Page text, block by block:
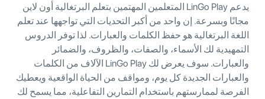
يدعم LinGo Play المتعلمين المهتمين بتعلم البرتغالية أون لاين
مجانًا وبسرعة. إن واحد من أكبر التحديات التي تواجهها عند تعلم
اللغة البرتغالية هو حفظ الكلمات والعبارات. لذا توفر الدروس
التمهيدية لك الأسماء، والصفات، والظروف، والضمائر
والعبارات. سوف يعرض لك LinGo Play الآلاف من الكلمات
والعبارات الجديدة كل يوم، ومواقف من الحياة الواقعية ويعطيك
الفرصة لممارستهم باستخدام التمارين التفاعلية، مما يسمح لك